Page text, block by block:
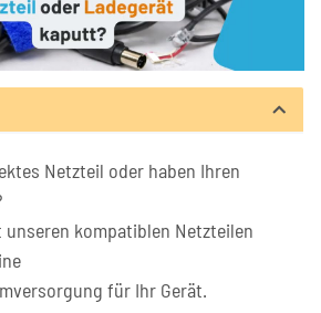
Netzteil oder haben Ihren
unseren kompatiblen Netzteilen
für Ihr Gerät.